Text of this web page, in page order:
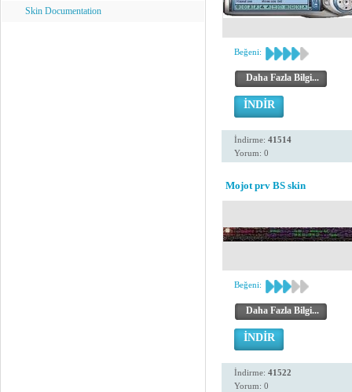
Skin Documentation
Beğeni:
Daha Fazla Bilgi...
İNDİR
İndirme: 41514
Yorum: 0
Mojot prv BS skin
Beğeni:
Daha Fazla Bilgi...
İNDİR
İndirme: 41522
Yorum: 0